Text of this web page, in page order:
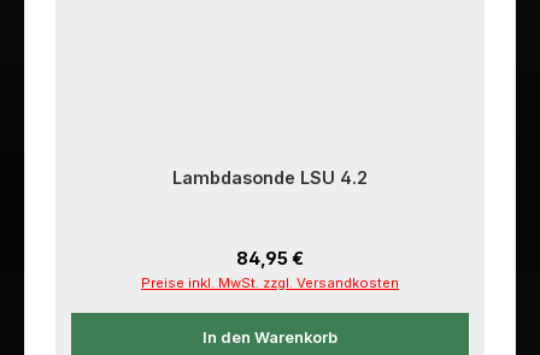
Lambdasonde LSU 4.2
Regulärer Preis:
84,95 €
Preise inkl. MwSt. zzgl. Versandkosten
In den Warenkorb